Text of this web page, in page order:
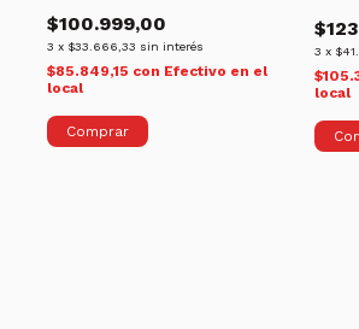
$100.999,00
3 x $33.666,33 sin interés
$85.849,15 con Efectivo en el
local
3 x
local